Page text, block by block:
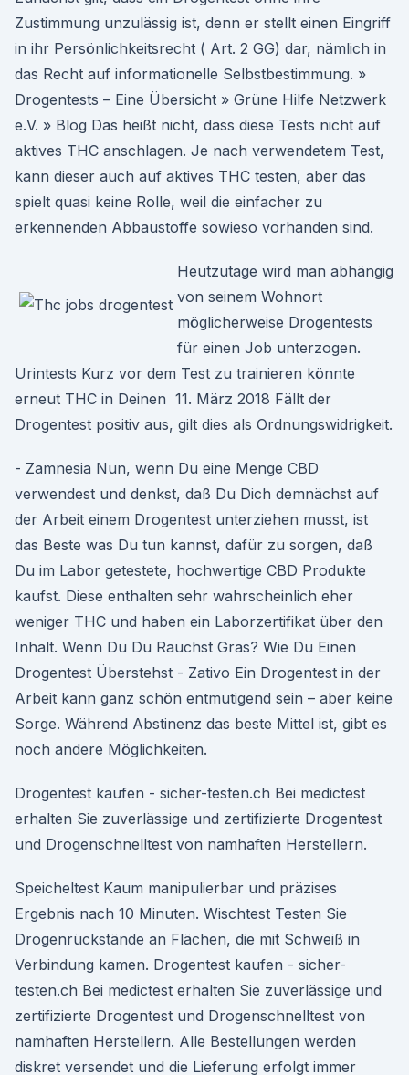
Zustimmung unzulässig ist, denn er stellt einen Eingriff
in ihr Persönlichkeitsrecht ( Art. 2 GG) dar, nämlich in
das Recht auf informationelle Selbstbestimmung. »
Drogentests – Eine Übersicht » Grüne Hilfe Netzwerk
e.V. » Blog Das heißt nicht, dass diese Tests nicht auf
aktives THC anschlagen. Je nach verwendetem Test,
kann dieser auch auf aktives THC testen, aber das
spielt quasi keine Rolle, weil die einfacher zu
erkennenden Abbaustoffe sowieso vorhanden sind.
Heutzutage wird man abhängig
von seinem Wohnort
möglicherweise Drogentests
für einen Job unterzogen.
Urintests Kurz vor dem Test zu trainieren könnte
erneut THC in Deinen 11. März 2018 Fällt der
Drogentest positiv aus, gilt dies als Ordnungswidrigkeit.
- Zamnesia Nun, wenn Du eine Menge CBD
verwendest und denkst, daß Du Dich demnächst auf
der Arbeit einem Drogentest unterziehen musst, ist
das Beste was Du tun kannst, dafür zu sorgen, daß
Du im Labor getestete, hochwertige CBD Produkte
kaufst. Diese enthalten sehr wahrscheinlich eher
weniger THC und haben ein Laborzertifikat über den
Inhalt. Wenn Du Du Rauchst Gras? Wie Du Einen
Drogentest Überstehst - Zativo Ein Drogentest in der
Arbeit kann ganz schön entmutigend sein – aber keine
Sorge. Während Abstinenz das beste Mittel ist, gibt es
noch andere Möglichkeiten.
Drogentest kaufen - sicher-testen.ch Bei medictest
erhalten Sie zuverlässige und zertifizierte Drogentest
und Drogenschnelltest von namhaften Herstellern.
Speicheltest Kaum manipulierbar und präzises
Ergebnis nach 10 Minuten. Wischtest Testen Sie
Drogenrückstände an Flächen, die mit Schweiß in
Verbindung kamen. Drogentest kaufen - sicher-
testen.ch Bei medictest erhalten Sie zuverlässige und
zertifizierte Drogentest und Drogenschnelltest von
namhaften Herstellern. Alle Bestellungen werden
diskret versendet und die Lieferung erfolgt immer